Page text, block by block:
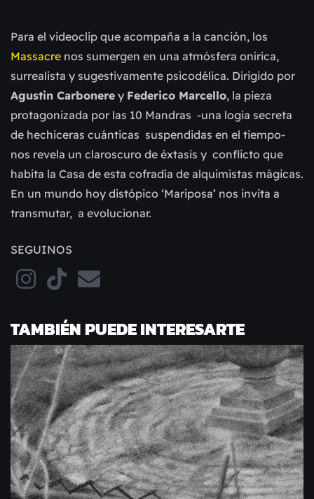
Para el videoclip que acompaña a la canción, los
Massacre nos sumergen en una atmósfera onírica,
surrealista y sugestivamente psicodélica. Dirigido por
Agustin Carbonere y Federico Marcello, la pieza
protagonizada por las 10 Mandras -una logia secreta
de hechiceras cuánticas suspendidas en el tiempo-
nos revela un claroscuro de éxtasis y conflicto que
habita la Casa de esta cofradía de alquimistas mágicas.
En un mundo hoy distópico ‘Mariposa’ nos invita a
transmutar, a evolucionar.
SEGUINOS
TAMBIÉN PUEDE INTERESARTE